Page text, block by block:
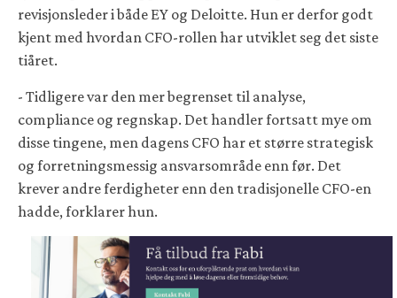
revisjonsleder i både EY og Deloitte. Hun er derfor godt
kjent med hvordan CFO-rollen har utviklet seg det siste
tiåret.
- Tidligere var den mer begrenset til analyse,
compliance og regnskap. Det handler fortsatt mye om
disse tingene, men dagens CFO har et større strategisk
og forretningsmessig ansvarsområde enn før. Det
krever andre ferdigheter enn den tradisjonelle CFO-en
hadde, forklarer hun.